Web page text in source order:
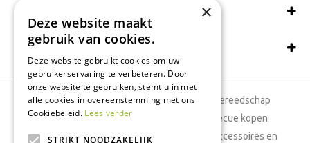
Wij accepteren ook:
Schrijf een recensie
Tuincentrum
Dierenwinkel
Tuinplanten
Tuingereedschap
Barbecue kopen
Woonaccessoires en
×
Deze website maakt
gebruik van cookies.
Deze website gebruikt cookies om uw
gebruikerservaring te verbeteren. Door
onze website te gebruiken, stemt u in met
alle cookies in overeenstemming met ons
Cookiebeleid. Lees verder
STRIKT NOODZAKELIJK